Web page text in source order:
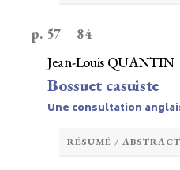
p. 57 – 84
Bossuet casuiste
Jean-Louis QUANTIN
Une consultation
RÉSUMÉ / ABSTRACT